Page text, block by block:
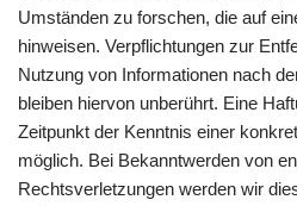
Umständen zu forschen, die auf
hinweisen. Verpflichtungen zur
Nutzung von Informationen nach
bleiben hiervon unberührt. Eine
Zeitpunkt der Kenntnis einer
möglich. Bei Bekanntwerden von
Rechtsverletzungen werden wir